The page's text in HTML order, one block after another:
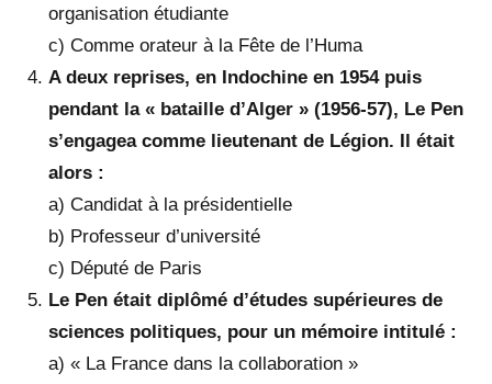
organisation étudiante
c) Comme orateur à la Fête de l’Huma
A deux reprises, en Indochine en 1954 puis
pendant la « bataille d’Alger » (1956-57), Le Pen
s’engagea comme lieutenant de Légion. Il était
alors :
a) Candidat à la présidentielle
b) Professeur d’université
c) Député de Paris
Le Pen était diplômé d’études supérieures de
sciences politiques, pour un mémoire intitulé :
a) « La France dans la collaboration »